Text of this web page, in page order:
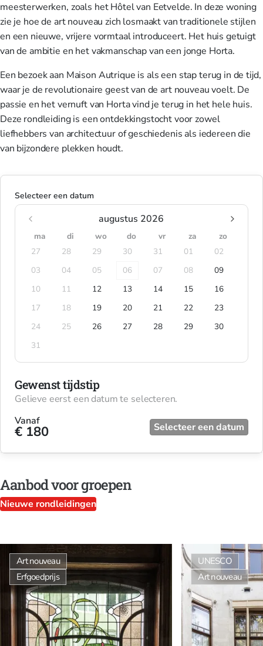
meesterwerken, zoals het Hôtel van Eetvelde. In deze woning
zie je hoe de art nouveau zich losmaakt van traditionele stijlen
en een nieuwe, vrijere vormtaal introduceert. Het huis getuigt
van de ambitie en het vakmanschap van een jonge Horta.
Een bezoek aan Maison Autrique is als een stap terug in de tijd,
waar je de revolutionaire geest van de art nouveau voelt. De
passie en het vernuft van Horta vind je terug in het hele huis.
Deze rondleiding is een ontdekkingstocht voor zowel
liefhebbers van architectuur of geschiedenis als iedereen die
van bijzondere plekken houdt.
Selecteer een datum
augustus 2026
ma di wo do vr za
zo
27
28 29 30 31 01
02
03
04 05 06 07 08
09
10
11 12 13 14 15
16
17
18 19 20 21 22
23
24
25 26 27 28 29
30
31
Gewenst tijdstip
Gelieve eerst een datum te selecteren.
Vanaf
€ 180 Selecteer een datum
Aanbod voor groepen
Nieuwe rondleidingen
Art nouveau
Erfgoedprijs
UNESCO
Art nouveau